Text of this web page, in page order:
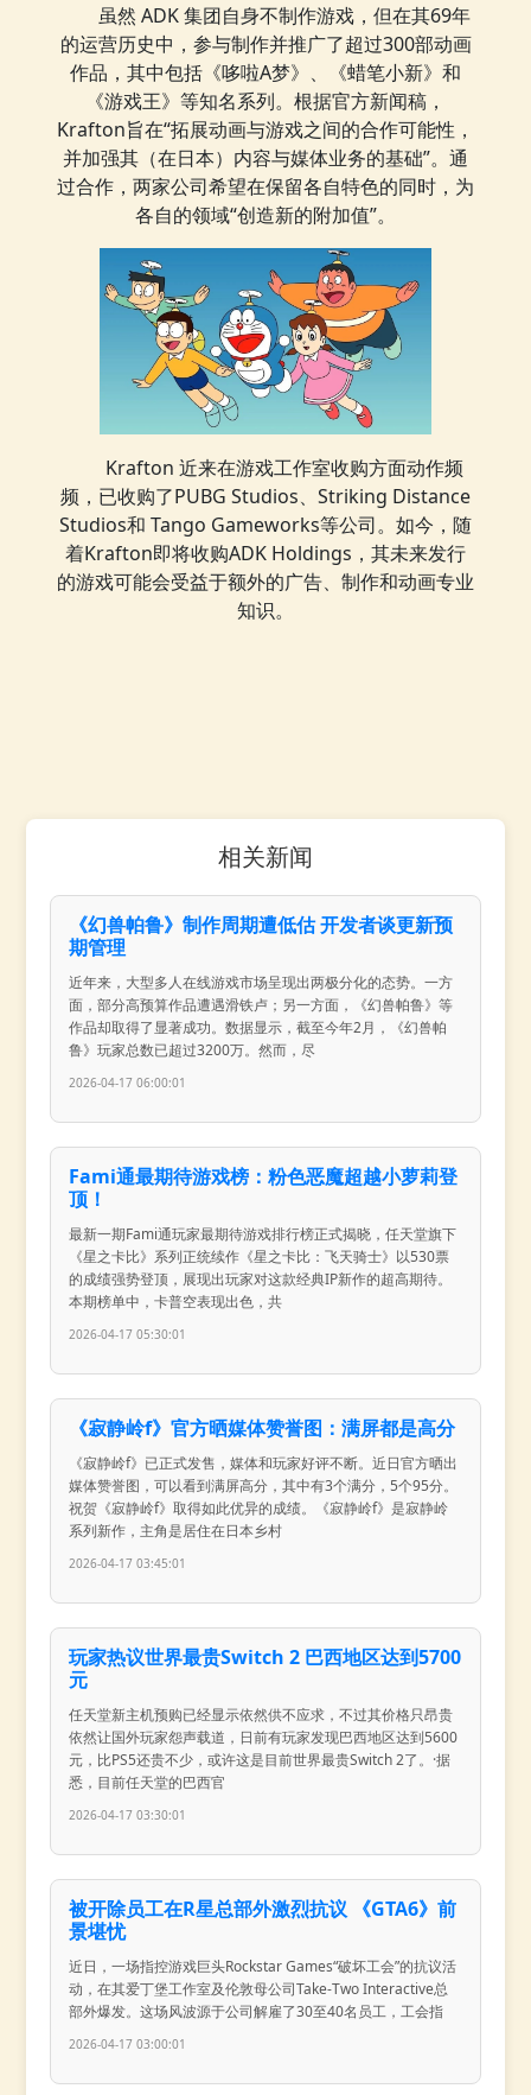
虽然 ADK 集团自身不制作游戏，但在其69年
的运营历史中，参与制作并推广了超过300部动画
作品，其中包括《哆啦A梦》、《蜡笔小新》和
《游戏王》等知名系列。根据官方新闻稿，
Krafton旨在“拓展动画与游戏之间的合作可能性，
并加强其（在日本）内容与媒体业务的基础”。通
过合作，两家公司希望在保留各自特色的同时，为
各自的领域“创造新的附加值”。
Krafton 近来在游戏工作室收购方面动作频
频，已收购了PUBG Studios、Striking Distance
Studios和 Tango Gameworks等公司。如今，随
着Krafton即将收购ADK Holdings，其未来发行
的游戏可能会受益于额外的广告、制作和动画专业
知识。
相关新闻
《幻兽帕鲁》制作周期遭低估 开发者谈更新预
期管理
近年来，大型多人在线游戏市场呈现出两极分化的态势。一方
面，部分高预算作品遭遇滑铁卢；另一方面，《幻兽帕鲁》等
作品却取得了显著成功。数据显示，截至今年2月，《幻兽帕
鲁》玩家总数已超过3200万。然而，尽
2026-04-17 06:00:01
Fami通最期待游戏榜：粉色恶魔超越小萝莉登
顶！
最新一期Fami通玩家最期待游戏排行榜正式揭晓，任天堂旗下
《星之卡比》系列正统续作《星之卡比：飞天骑士》以530票
的成绩强势登顶，展现出玩家对这款经典IP新作的超高期待。
本期榜单中，卡普空表现出色，共
2026-04-17 05:30:01
《寂静岭f》官方晒媒体赞誉图：满屏都是高分
《寂静岭f》已正式发售，媒体和玩家好评不断。近日官方晒出
媒体赞誉图，可以看到满屏高分，其中有3个满分，5个95分。
祝贺《寂静岭f》取得如此优异的成绩。《寂静岭f》是寂静岭
系列新作，主角是居住在日本乡村
2026-04-17 03:45:01
玩家热议世界最贵Switch 2 巴西地区达到5700
元
任天堂新主机预购已经显示依然供不应求，不过其价格只昂贵
依然让国外玩家怨声载道，日前有玩家发现巴西地区达到5600
元，比PS5还贵不少，或许这是目前世界最贵Switch 2了。·据
悉，目前任天堂的巴西官
2026-04-17 03:30:01
被开除员工在R星总部外激烈抗议 《GTA6》前
景堪忧
近日，一场指控游戏巨头Rockstar Games“破坏工会”的抗议活
动，在其爱丁堡工作室及伦敦母公司Take-Two Interactive总
部外爆发。这场风波源于公司解雇了30至40名员工，工会指
2026-04-17 03:00:01